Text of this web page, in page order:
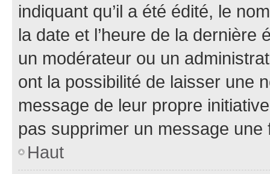
indiquant qu’il a été édité, le
la date et l’heure de la dernière
un modérateur ou un
ont la possibilité de laisser une
message de leur propre
pas supprimer un message une
Haut